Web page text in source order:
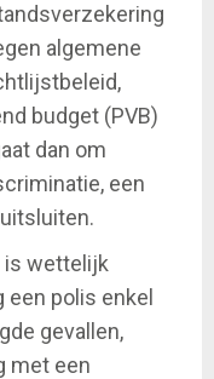
algemene
budget (PVB)
dan om
een
is wettelijk
een polis enkel
gevallen,
met een